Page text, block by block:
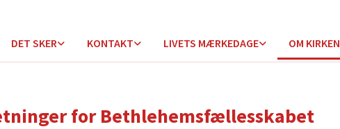
DET SKER KONTAKT LIVETS MÆRKEDAGE OM KIRKEN
for Bethlehemsfællesskabet